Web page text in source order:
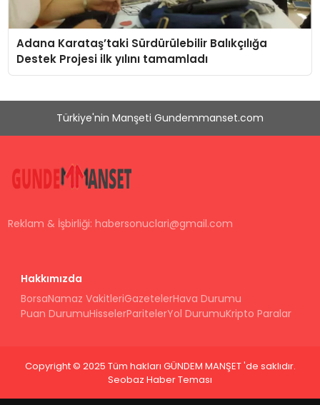
Adana Karataş’taki Sürdürülebilir Balıkçılığa
Destek Projesi ilk yılını tamamladı
Türkiye'nin Manşeti Gundemmanset.com
Reklam & İşbirliği:habersonuclari@gmail.com
Hakkımızda
BorsaNamaz VakitleriGazetelerHava Durumu
Puan DurumuHisselerParitelerYol DurumuKripto Paralar
Copyright © 2025 Tüm hakları GÜNDEM MANŞET 'de saklıdır.
Seobaz Haber Teması